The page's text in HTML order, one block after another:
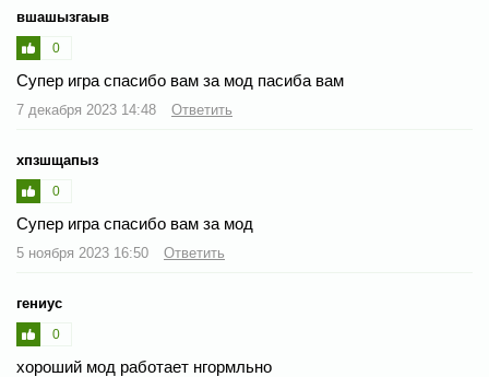
вшашызгаыв
0
Супер игра спасибо вам за мод пасиба вам
7 декабря 2023 14:48 Ответить
хпзшщапыз
0
Супер игра спасибо вам за мод
5 ноября 2023 16:50 Ответить
гениус
0
хороший мод работает нгормльно